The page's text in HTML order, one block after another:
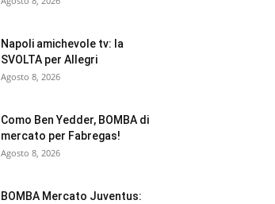
Napoli amichevole tv: la
SVOLTA per Allegri
Agosto 8, 2026
Como Ben Yedder, BOMBA di
mercato per Fabregas!
Agosto 8, 2026
BOMBA Mercato Juventus: